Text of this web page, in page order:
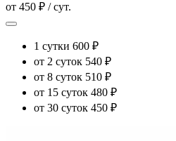
от 450 ₽ / сут.
1 сутки 600 ₽
от 2 суток 540 ₽
от 8 суток 510 ₽
от 15 суток 480 ₽
от 30 суток 450 ₽